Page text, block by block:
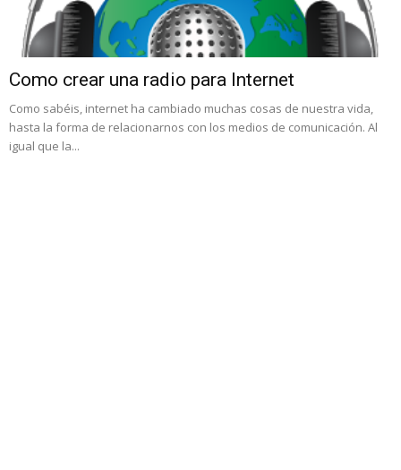
Como crear una radio para Internet
Como sabéis, internet ha cambiado muchas cosas de nuestra vida,
hasta la forma de relacionarnos con los medios de comunicación. Al
igual que la...